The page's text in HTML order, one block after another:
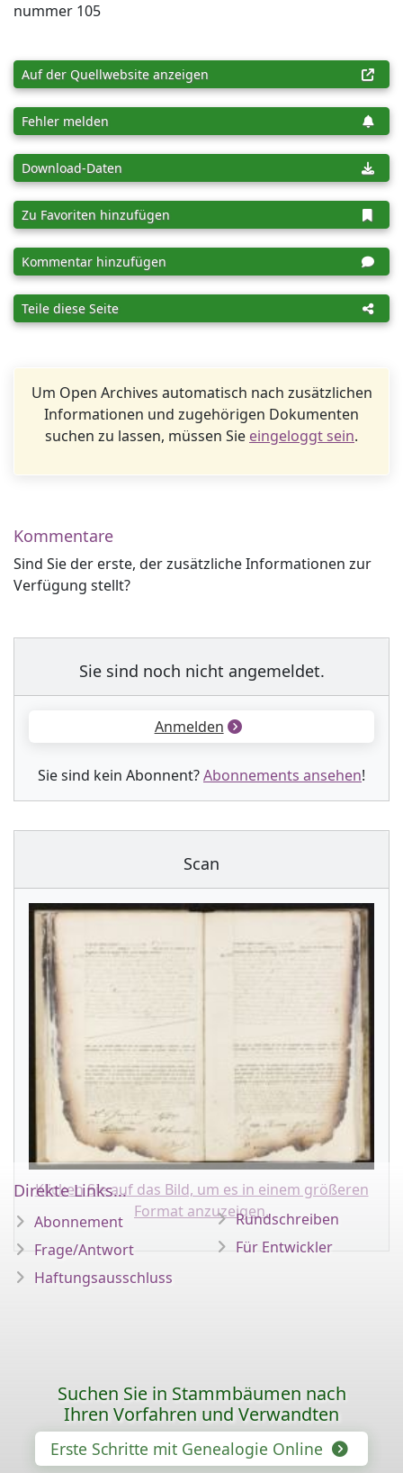
nummer 105
Auf der Quellwebsite anzeigen
Fehler melden
Download-Daten
Zu Favoriten hinzufügen
Kommentar hinzufügen
Teile diese Seite
Um Open Archives automatisch nach zusätzlichen
Informationen und zugehörigen Dokumenten
suchen zu lassen, müssen Sie eingeloggt sein.
Kommentare
Sind Sie der erste, der zusätzliche Informationen zur
Verfügung stellt?
Sie sind noch nicht angemeldet.
Anmelden
Sie sind kein Abonnent?Abonnements ansehen!
Scan
Klicken Sie auf das Bild, um es in einem größeren
Format anzuzeigen.
Direkte Links...
Abonnement
Frage/Antwort
Haftungsausschluss
Rundschreiben
Für Entwickler
Suchen Sie in Stammbäumen nach
Ihren Vorfahren und Verwandten
Erste Schritte mit Genealogie Online